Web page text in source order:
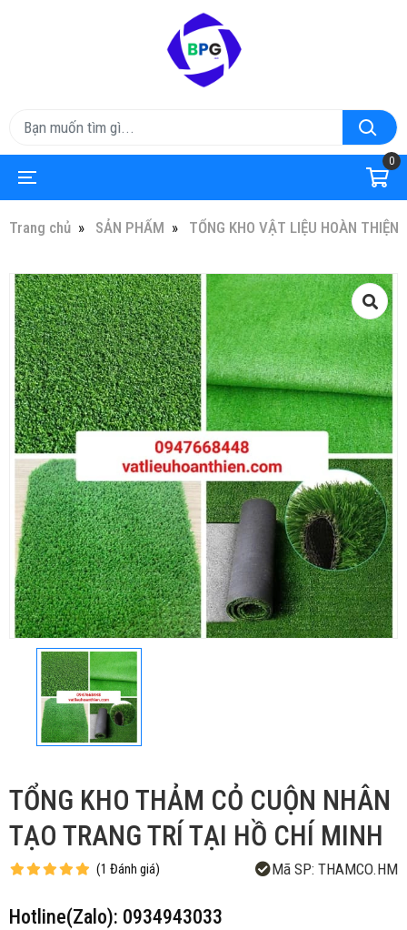
0
Trang chủ SẢN PHẨM TỔNG KHO VẬT LIỆU HOÀN THIỆN
TỔNG KHO THẢM CỎ CUỘN NHÂN
TẠO TRANG TRÍ TẠI HỒ CHÍ MINH
(1 Đánh giá) Mã SP: THAMCO.HM
Hotline(Zalo): 0934943033